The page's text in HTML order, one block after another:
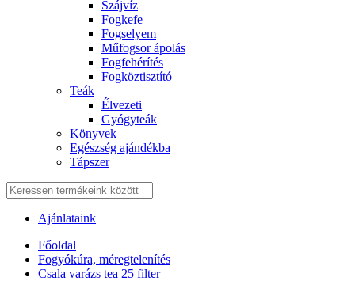
Szájvíz
Fogkefe
Fogselyem
Műfogsor ápolás
Fogfehérítés
Fogköztisztító
Teák
É́lvezeti
Gyógyteák
Könyvek
Egészség ajándékba
Tápszer
Ajánlataink
Főoldal
Fogyókúra, méregtelenítés
Csala varázs tea 25 filter